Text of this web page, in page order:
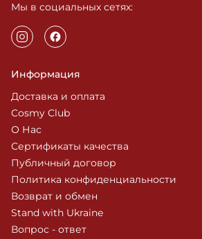
Мы в социальных сетях:
Информация
Доставка и оплата
Cosmy Club
О Нас
Сертификаты качества
Публичный договор
Политика конфиденциальности
Возврат и обмен
Stand with Ukraine
Вопрос - ответ